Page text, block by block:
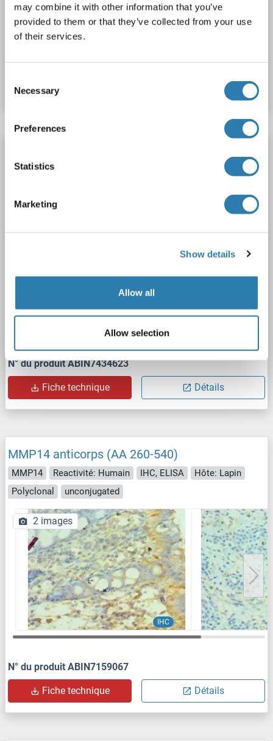
may combine it with other information that you’ve
provided to them or that they’ve collected from your use
of their services.
Selection
Necessary
Preferences
Statistics
Marketing
Show details
Allow all
Allow selection
1 reference
N° du produit ABIN1881546
MMP14 Reactivité: Humain
Hôte: Lapin
WB
N° du produit ABIN7434623
Fiche technique Détails
MMP14 anticorps (AA 260-540)
MMP14 Reactivité: Humain IHC, ELISA
Hôte: Lapin
Polyclonal
unconjugated
IHC
2 images
N° du produit ABIN7159067
Fiche technique Détails